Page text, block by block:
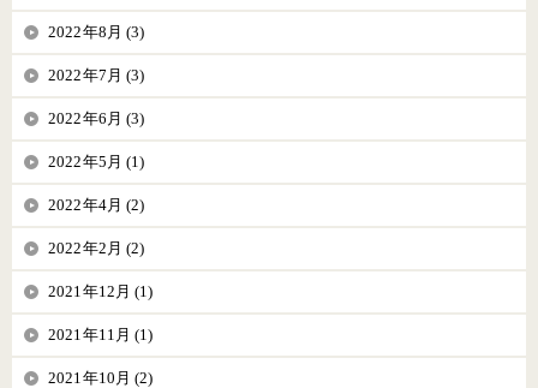
2022年8月 (3)
2022年7月 (3)
2022年6月 (3)
2022年5月 (1)
2022年4月 (2)
2022年2月 (2)
2021年12月 (1)
2021年11月 (1)
2021年10月 (2)